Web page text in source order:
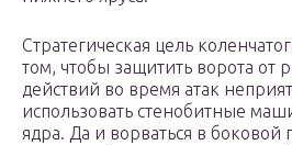
Стратегическая цель
том, чтобы защитить ворота от
действий во время атак
использовать стенобитные
ядра. Да и ворваться в боковой